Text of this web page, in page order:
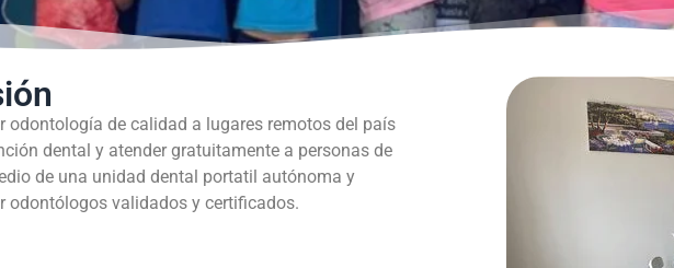
odontología de calidad a lugares remotos del país
dental y atender gratuitamente a personas de
de una unidad dental portatil autónoma y
odontólogos validados y certificados.